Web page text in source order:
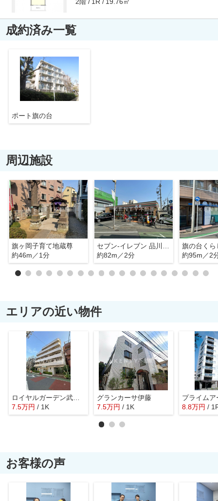
1R
成約済み一覧
ポート旗の台
周辺施設
旗ヶ岡子育て地蔵尊
約46m／1分
セブン-イレブン 品川旗の台２丁目店
約82m／2分
約95m／2
エリアの近い物件
ロイヤルガーデン武蔵小山
7.5万円 / 1K
グランカーサ伊藤
7.5万円 / 1K 8.8万円 /
お客様の声